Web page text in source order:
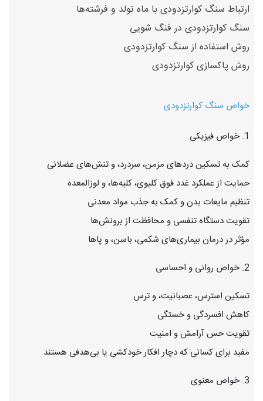
ارتباط سنگ کوارتزدودی با ماه تولد و فرشته‌ها
سنگ کوارتزدودی در فنگ شویی
روش استفاده از سنگ کوارتزدودی
روش پاکسازی کوارتزدودی
خواص سنگ کوارتزدودی
1. خواص فیزیکی
کمک به تسکین دردهای مزمن، سردرد، و تنش‌های عضلانی
حمایت از عملکرد غدد فوق کلیوی، کلیه‌ها، و لوزالمعده
تنظیم مایعات بدن و کمک به جذب مواد معدنی
تقویت دستگاه تنفسی و محافظت از برونش‌ها
مؤثر در درمان بیماری‌های شکمی، باسن، و پاها
2. خواص روانی و احساسی
تسکین استرس، عصبانیت، و ترس
کاهش افسردگی و خستگی
تقویت حس آرامش و امنیت
مفید برای کسانی که دچار افکار خودکشی یا بی‌هدفی هستند
3. خواص معنوی